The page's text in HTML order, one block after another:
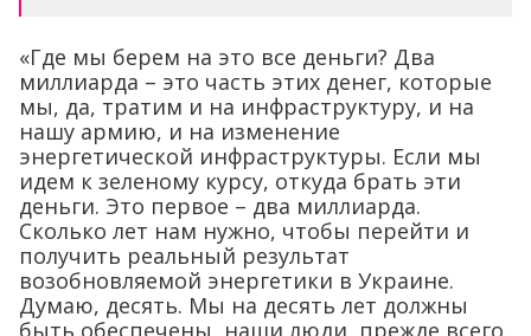
«Где мы берем на это все деньги? Два
миллиарда – это часть этих денег, которые
мы, да, тратим и на инфраструктуру, и на
нашу армию, и на изменение
энергетической инфраструктуры. Если мы
идем к зеленому курсу, откуда брать эти
деньги. Это первое – два миллиарда.
Сколько лет нам нужно, чтобы перейти и
получить реальный результат
возобновляемой энергетики в Украине.
Думаю, десять. Мы на десять лет должны
быть обеспечены, наши люди, прежде всего.